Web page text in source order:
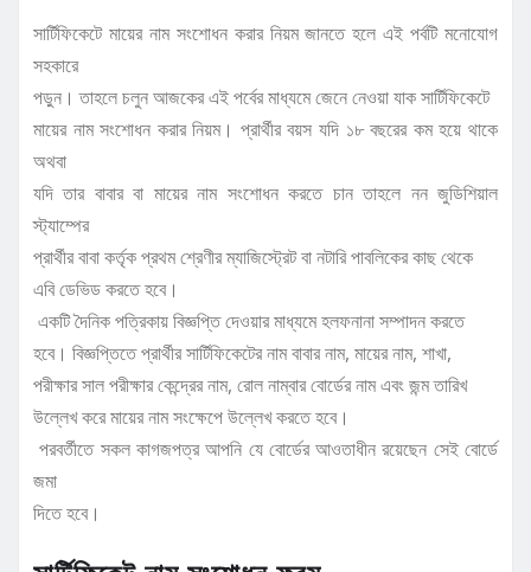
সার্টিফিকেটে মায়ের নাম সংশোধন করার নিয়ম জানতে হলে এই পর্বটি মনোযোগ
সহকারে
পড়ুন। তাহলে চলুন আজকের এই পর্বের মাধ্যমে জেনে নেওয়া যাক সার্টিফিকেটে
মায়ের নাম সংশোধন করার নিয়ম। প্রার্থীর বয়স যদি ১৮ বছরের কম হয়ে থাকে
অথবা
যদি তার বাবার বা মায়ের নাম সংশোধন করতে চান তাহলে নন জুডিশিয়াল
স্ট্যাম্পের
প্রার্থীর বাবা কর্তৃক প্রথম শ্রেণীর ম্যাজিস্ট্রেট বা নটারি পাবলিকের কাছ থেকে
এবি ডেভিড করতে হবে।
একটি দৈনিক পত্রিকায় বিজ্ঞপ্তি দেওয়ার মাধ্যমে হলফনানা সম্পাদন করতে
হবে। বিজ্ঞপ্তিতে প্রার্থীর সার্টিফিকেটের নাম বাবার নাম, মায়ের নাম, শাখা,
পরীক্ষার সাল পরীক্ষার কেন্দ্রের নাম, রোল নাম্বার বোর্ডের নাম এবং জন্ম তারিখ
উল্লেখ করে মায়ের নাম সংক্ষেপে উল্লেখ করতে হবে।
পরবর্তীতে সকল কাগজপত্র আপনি যে বোর্ডের আওতাধীন রয়েছেন সেই বোর্ডে
জমা
দিতে হবে।